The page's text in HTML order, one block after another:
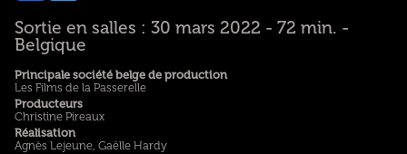
Sortie en salles : 30 mars 2022 - 72 min. -
Belgique
Principale société belge de production
Les Films de la Passerelle
Producteurs
Christine Pireaux
Réalisation
Agnès Lejeune, Gaëlle Hardy